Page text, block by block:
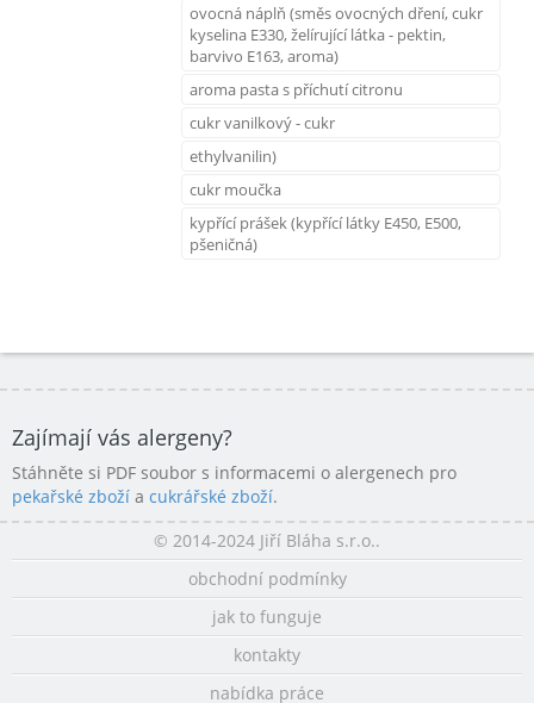
ovocná náplň (směs ovocných dření, cukr
kyselina E330, želírující látka - pektin,
barvivo E163, aroma)
aroma pasta s příchutí citronu
cukr vanilkový - cukr
ethylvanilin)
cukr moučka
kypřící prášek (kypřící látky E450, E500,
pšeničná)
Zajímají vás alergeny?
Stáhněte si PDF soubor s informacemi o alergenech pro
pekařské zboží a cukrářské zboží.
© 2014-2024 Jiří Bláha s.r.o..
obchodní podmínky
jak to funguje
kontakty
nabídka práce